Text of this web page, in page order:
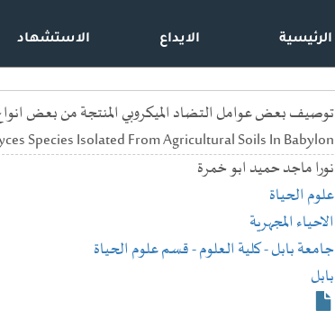
الرئيسية الايداع الاستشهاد
Species Isolated From Agricultural Soils In Babylon
نورا ماجد حميد ابو خمرة
علوم الحياة
الاحياء المجهرية
جامعة بابل- كلية العلوم- قسم علوم الحياة
بابل